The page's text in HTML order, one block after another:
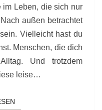
im Leben, die sich nur
außen betrachtet
Vielleicht hast du
Menschen, die dich
Und trotzdem
leise…
WEITERLESEN